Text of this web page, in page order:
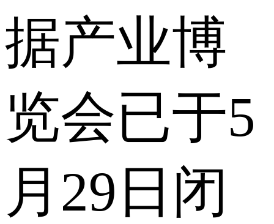
据产业博
览会已于5
月29日闭